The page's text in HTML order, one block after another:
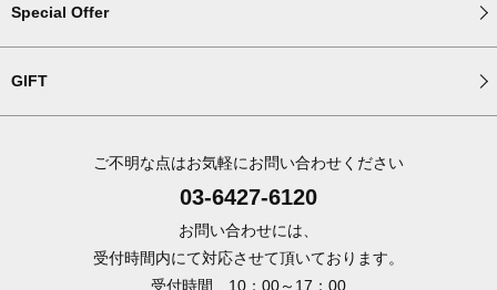
Special Offer
GIFT
ご不明な点はお気軽にお問い合わせください
03-6427-6120
お問い合わせには、
受付時間内にて対応させて頂いております。
受付時間 10：00～17：00